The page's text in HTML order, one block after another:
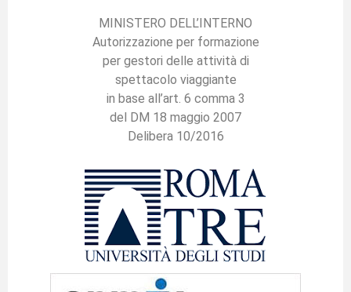
MINISTERO DELL’INTERNO
Autorizzazione per formazione
per gestori delle attività di
spettacolo viaggiante
in base all’art. 6 comma 3
del DM 18 maggio 2007
Delibera 10/2016